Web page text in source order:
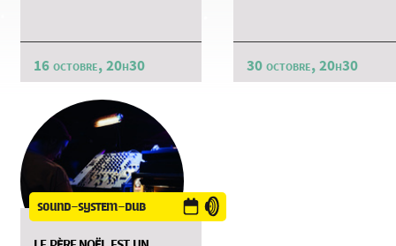
16 octobre, 20h30 30 octobre, 20h30
sound-system-dub
le père noël est un